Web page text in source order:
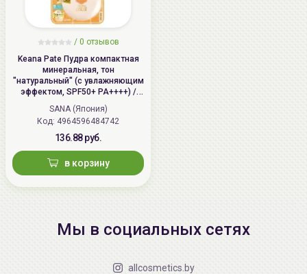
/ 0 отзывов
Keana Pate Пудра компактная
минеральная, тон
"натуральный" (с увлажняющим
эффектом, SPF50+ PA++++) /
SANA PORE PUTTY BB Mineral
Powder
SANA (Япония)
Код: 4964596484742
136.88 руб.
в корзину
Мы в социальных сетях
allcosmetics.by